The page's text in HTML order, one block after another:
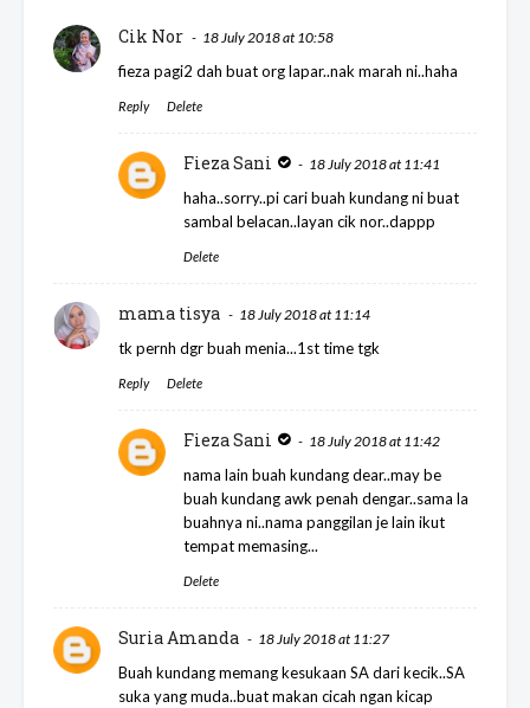
Cik Nor 18 July 2018 at 10:58
fieza pagi2 dah buat org lapar..nak marah ni..haha
Reply Delete
Fieza Sani 18 July 2018 at 11:41
haha..sorry..pi cari buah kundang ni buat
sambal belacan..layan cik nor..dappp
Delete
mama tisya 18 July 2018 at 11:14
tk pernh dgr buah menia...1st time tgk
Reply Delete
Fieza Sani 18 July 2018 at 11:42
nama lain buah kundang dear..may be
buah kundang awk penah dengar..sama la
buahnya ni..nama panggilan je lain ikut
tempat memasing...
Delete
Suria Amanda 18 July 2018 at 11:27
Buah kundang memang kesukaan SA dari kecik..SA
suka yang muda..buat makan cicah ngan kicap